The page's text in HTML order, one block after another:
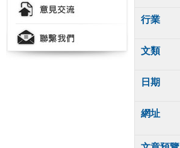
行業
文類
日期
網址